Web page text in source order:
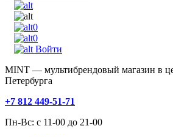
0
0
Войти
MINT — мультибрендовый магазин в
Петербурга
+7 812 449-51-71
Пн-Вс: с 11-00 до 21-00